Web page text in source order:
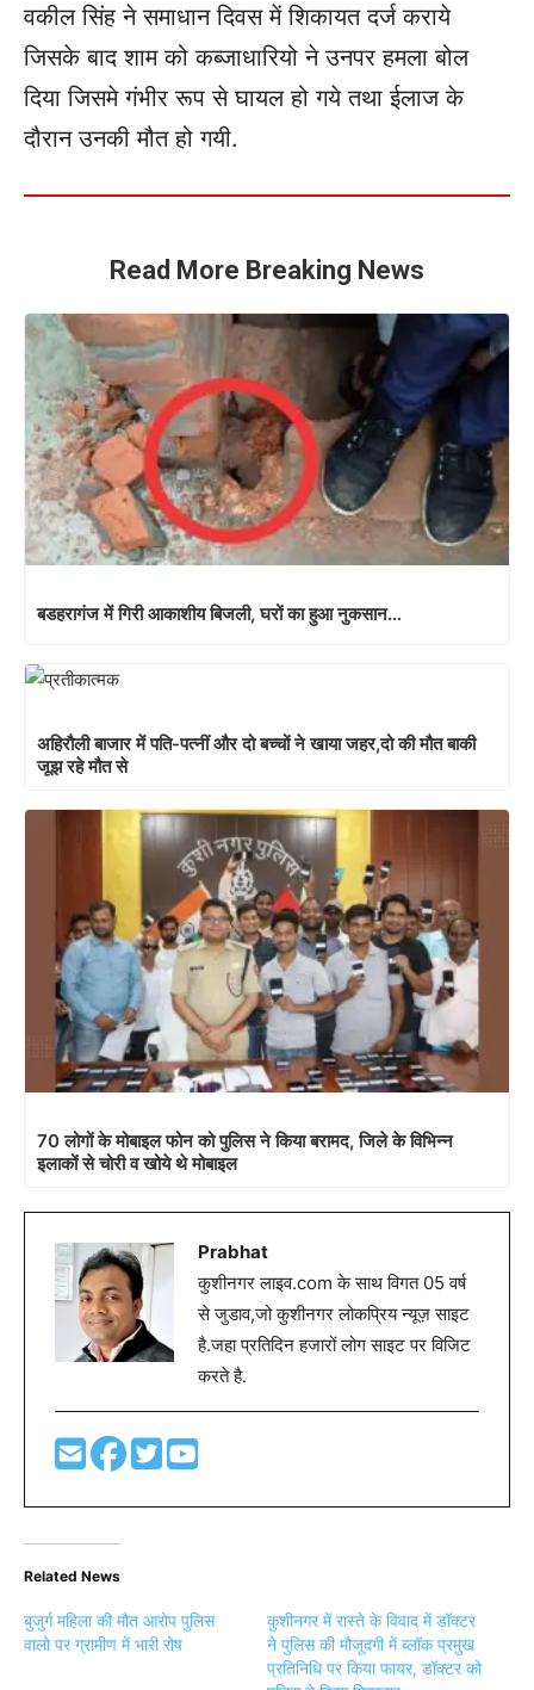
वकील सिंह ने समाधान दिवस में शिकायत दर्ज कराये
जिसके बाद शाम को कब्जाधारियो ने उनपर हमला बोल
दिया जिसमे गंभीर रूप से घायल हो गये तथा ईलाज के
दौरान उनकी मौत हो गयी.
Read More Breaking News
बडहरागंज में गिरी आकाशीय बिजली, घरों का हुआ नुकसान…
अहिरौली बाजार में पति-पत्नीं और दो बच्चों ने खाया जहर,दो की मौत बाकी
जूझ रहे मौत से
70 लोगों के मोबाइल फोन को पुलिस ने किया बरामद, जिले के विभिन्न
इलाकों से चोरी व खोये थे मोबाइल
Prabhat
कुशीनगर लाइव.com के साथ विगत 05 वर्ष
से जुडाव,जो कुशीनगर लोकप्रिय न्यूज़ साइट
है.जहा प्रतिदिन हजारों लोग साइट पर विजिट
करते है.
Related News
बुजुर्ग महिला की मौत आरोप पुलिस
वालो पर ग्रामीण में भारी रोष
कुशीनगर में रास्ते के विवाद में डॉक्टर
ने पुलिस की मौजूदगी में ब्लॉक प्रमुख
प्रतिनिधि पर किया फायर, डॉक्टर को